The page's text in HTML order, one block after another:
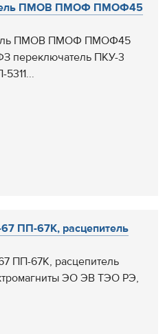
ПМОВ ПМОФ ПМОФ45
ПМОВ ПМОФ ПМОФ45
ПКУ-3
ПП-67К, расцепитель
ПП-67К, расцепитель
ЭО ЭВ ТЭО РЭ,